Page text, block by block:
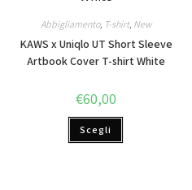
Abbigliamento, T-shirt, New
KAWS x Uniqlo UT Short Sleeve
Artbook Cover T-shirt White
€60,00
Scegli